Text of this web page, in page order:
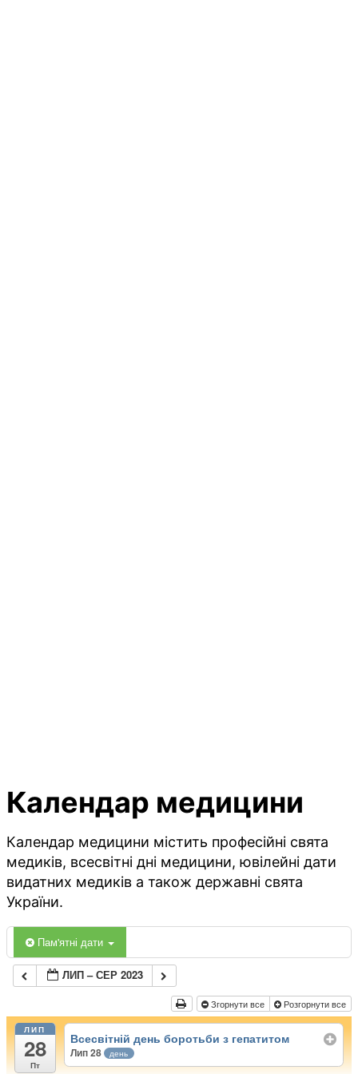
Календар медицини
Календар медицини містить професійні свята
медиків, всесвітні дні медицини, ювілейні дати
видатних медиків а також державні свята
України.
Пам'ятні дати
ЛИП – СЕР 2023
Згорнути все Розгорнути все
ЛИП
28
Пт
Всесвітній день боротьби з гепатитом
Лип 28 день